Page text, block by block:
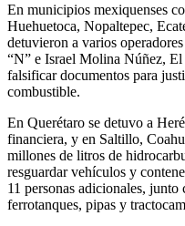
En municipios mexiquenses
Huehuetoca, Nopaltepec,
detuvieron a varios
“N” e Israel Molina Núñez,
falsificar documentos para
combustible.
En Querétaro se detuvo a
financiera, y en Saltillo,
millones de litros de
resguardar vehículos y
11 personas adicionales,
ferrotanques, pipas y